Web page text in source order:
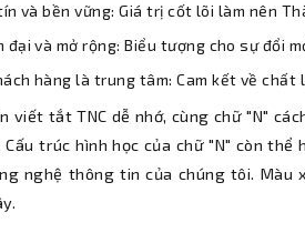
và bền vững: Giá trị cốt lõi làm nên
đại và mở rộng: Biểu tượng cho sự đổi
hàng là trung tâm: Cam kết về
viết tắt TNC dễ nhớ, cùng chữ "N"
trúc hình học của chữ "N" còn
nghệ thông tin của chúng tôi.